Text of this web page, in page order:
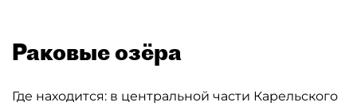
Раковые озёра
Где находится: в центральной части Карельского